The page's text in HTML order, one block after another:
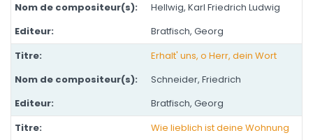
Hellwig, Karl Friedrich Ludwig
Bratfisch, Georg
Erhalt' uns, o Herr, dein Wort
Schneider, Friedrich
Bratfisch, Georg
Wie lieblich ist deine Wohnung